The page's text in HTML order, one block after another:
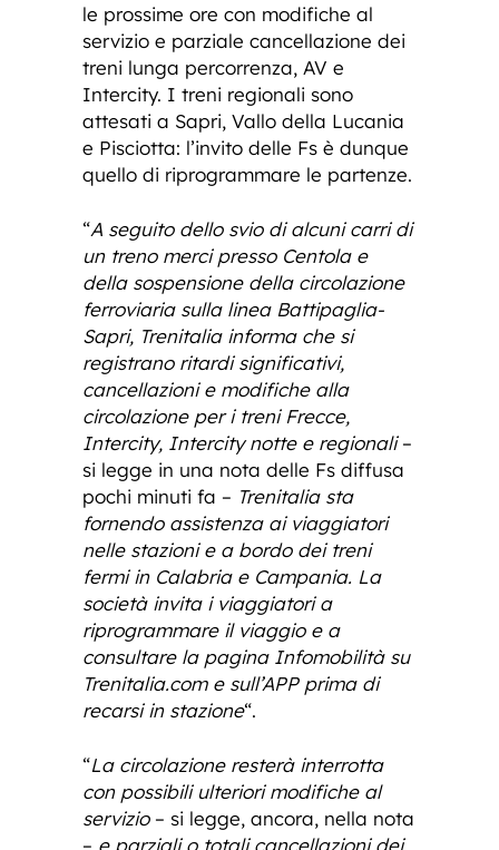
le prossime ore con modifiche al
servizio e parziale cancellazione dei
treni lunga percorrenza, AV e
Intercity. I treni regionali sono
attesati a Sapri, Vallo della Lucania
e Pisciotta: l’invito delle Fs è dunque
quello di riprogrammare le partenze.
“A seguito dello svio di alcuni carri di
un treno merci presso Centola e
della sospensione della circolazione
ferroviaria sulla linea Battipaglia-
Sapri, Trenitalia informa che si
registrano ritardi significativi,
cancellazioni e modifiche alla
circolazione per i treni Frecce,
Intercity, Intercity notte e regionali–
si legge in una nota delle Fs diffusa
pochi minuti fa – Trenitalia sta
fornendo assistenza ai viaggiatori
nelle stazioni e a bordo dei treni
fermi in Calabria e Campania. La
società invita i viaggiatori a
riprogrammare il viaggio e a
consultare la pagina Infomobilità su
Trenitalia.com e sull’APP prima di
recarsi in stazione“.
“La circolazione resterà interrotta
con possibili ulteriori modifiche al
servizio– si legge, ancora, nella nota
– e parziali o totali cancellazioni dei